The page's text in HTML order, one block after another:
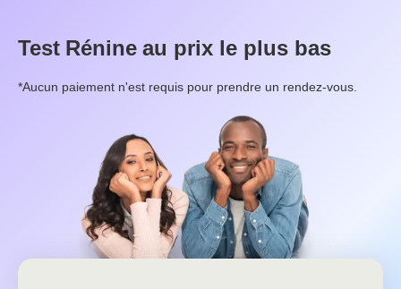
Test Rénine au prix le plus bas
*Aucun paiement n'est requis pour prendre un rendez-vous.